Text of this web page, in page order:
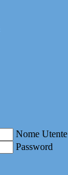
Nome Utente
Password